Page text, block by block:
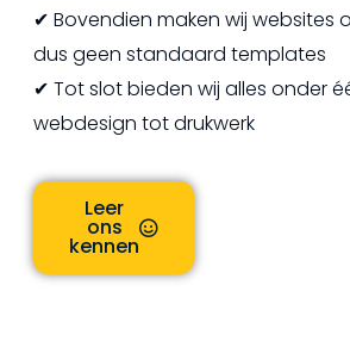
✔ Bovendien maken wij websites
dus geen standaard templates
✔ Tot slot bieden wij alles onder
webdesign tot drukwerk
Leer
ons
kennen